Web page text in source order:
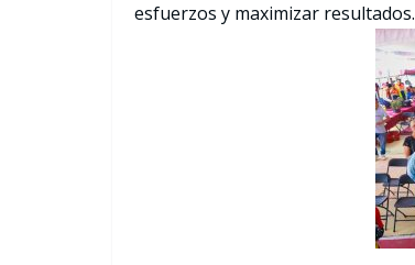
esfuerzos y maximizar resultados.